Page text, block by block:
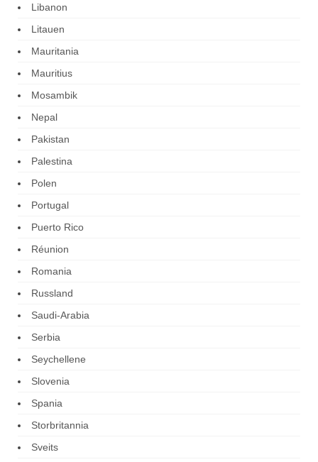
Libanon
Litauen
Mauritania
Mauritius
Mosambik
Nepal
Pakistan
Palestina
Polen
Portugal
Puerto Rico
Réunion
Romania
Russland
Saudi-Arabia
Serbia
Seychellene
Slovenia
Spania
Storbritannia
Sveits